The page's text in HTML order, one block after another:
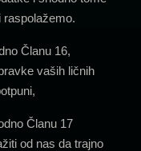
raspolažemo.
Članu 16,
vaših ličnih
Članu 17
od nas da trajno